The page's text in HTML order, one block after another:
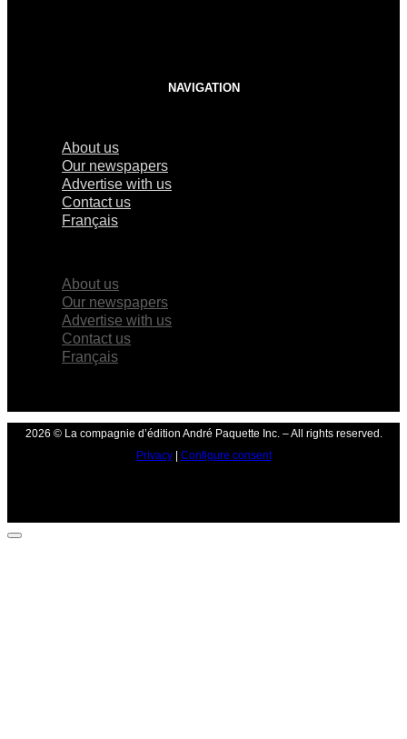
NAVIGATION
About us
Our newspapers
Advertise with us
Contact us
Français
About us
Our newspapers
Advertise with us
Contact us
Français
2026 © La compagnie d’édition André Paquette Inc. – All rights reserved.
Privacy| Configure consent